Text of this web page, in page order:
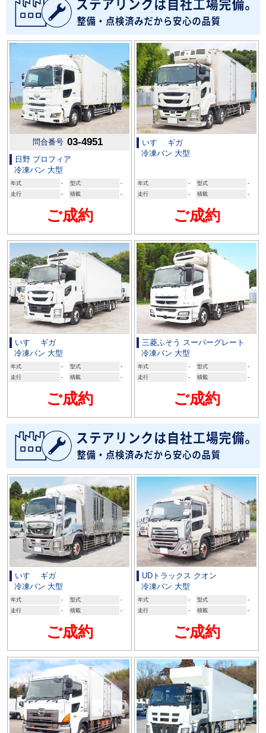
問合番号 03-4951
日野 プロフィア
冷凍バン 大型
年式 - 型式
-
走行
- 積載 -
ご成約
いすゞ ギガ
冷凍バン 大型
年式 - 型式
-
走行
- 積載 -
ご成約
いすゞ ギガ
冷凍バン 大型
年式 - 型式
-
走行
- 積載 -
ご成約
三菱ふそう スーパーグレート
冷凍バン 大型
年式 - 型式
-
走行
- 積載 -
ご成約
いすゞ ギガ
冷凍バン 大型
年式 - 型式
-
走行
- 積載 -
ご成約
UDトラックス クオン
冷凍バン 大型
年式 - 型式
-
走行
- 積載 -
ご成約